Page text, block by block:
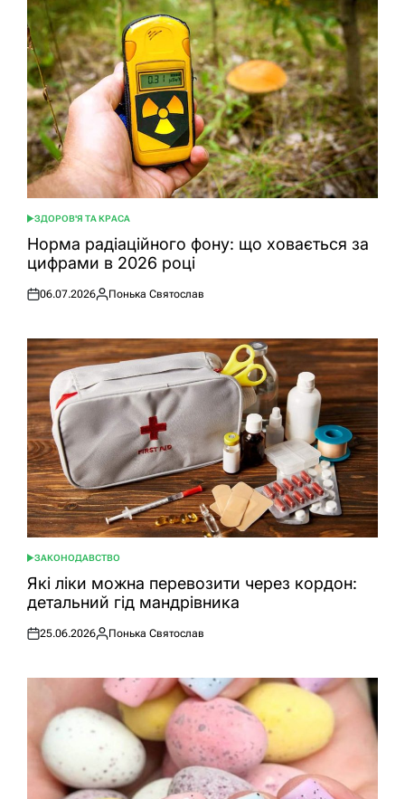
ОПУБЛІКУВАТИ
У
ЗДОРОВ'Я ТА КРАСА
Норма радіаційного фону: що ховається за
цифрами в 2026 році
Оприлюднено
06.07.2026
Опубліковано
Понька Святослав
ОПУБЛІКУВАТИ
У
ЗАКОНОДАВСТВО
Які ліки можна перевозити через кордон:
детальний гід мандрівника
Оприлюднено
25.06.2026
Опубліковано
Понька Святослав